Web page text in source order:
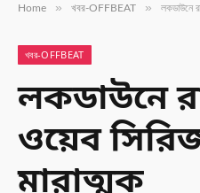
Home » খবর-OFFBEAT » লকডাউনে
খবর-OFFBEAT
লকডাউনে
ওয়েব
মারাত্মক